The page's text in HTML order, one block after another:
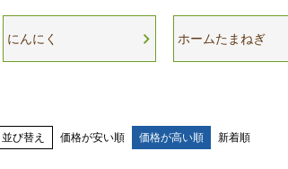
にんにく ホームたまねぎ
並び替え 価格が安い順 価格が高い順 新着順